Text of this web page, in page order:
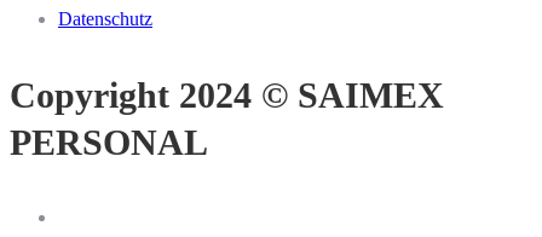
Datenschutz
Copyright 2024 © SAIMEX
PERSONAL